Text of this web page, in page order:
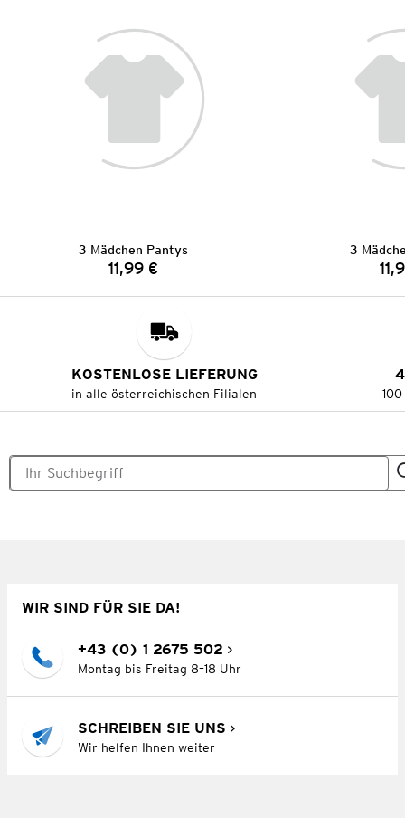
3 Mädchen Pantys
Preis:
11,99 €
3
KOSTENLOSE LIEFERUNG
in alle österreichischen Filialen
WIR SIND FÜR SIE DA!
+43 (0) 1 2675 502
Montag bis Freitag 8–18 Uhr
SCHREIBEN SIE UNS
Wir helfen Ihnen weiter